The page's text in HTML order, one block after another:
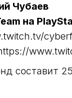
Чубаев
на
составит